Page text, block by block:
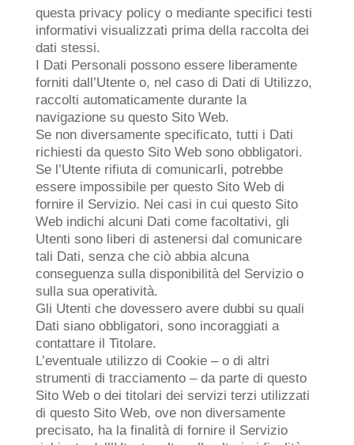
questa privacy policy o mediante specifici testi
informativi visualizzati prima della raccolta dei
dati stessi.
I Dati Personali possono essere liberamente
forniti dall’Utente o, nel caso di Dati di Utilizzo,
raccolti automaticamente durante la
navigazione su questo Sito Web.
Se non diversamente specificato, tutti i Dati
richiesti da questo Sito Web sono obbligatori.
Se l’Utente rifiuta di comunicarli, potrebbe
essere impossibile per questo Sito Web di
fornire il Servizio. Nei casi in cui questo Sito
Web indichi alcuni Dati come facoltativi, gli
Utenti sono liberi di astenersi dal comunicare
tali Dati, senza che ciò abbia alcuna
conseguenza sulla disponibilità del Servizio o
sulla sua operatività.
Gli Utenti che dovessero avere dubbi su quali
Dati siano obbligatori, sono incoraggiati a
contattare il Titolare.
L’eventuale utilizzo di Cookie – o di altri
strumenti di tracciamento – da parte di questo
Sito Web o dei titolari dei servizi terzi utilizzati
di questo Sito Web, ove non diversamente
precisato, ha la finalità di fornire il Servizio